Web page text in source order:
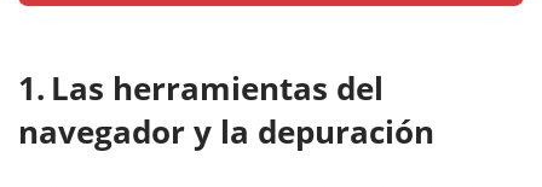
Las herramientas del
navegador y la depuración